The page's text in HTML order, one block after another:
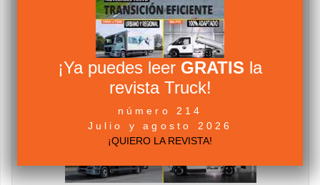
¡Ya puedes leer GRATIS la
revista Truck!
número 214
Julio y agosto 2026
¡QUIERO LA REVISTA!